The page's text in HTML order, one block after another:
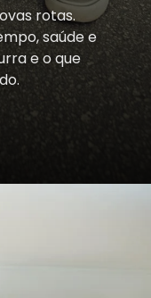
rotas.
saúde e
e o que